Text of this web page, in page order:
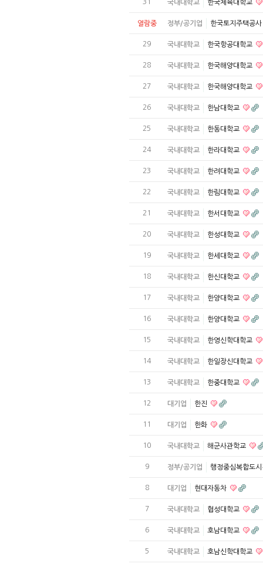
31 국내대학교 한국체육대학교
열람중 정부/공기업 한국토지주택공사
29 국내대학교 한국항공대학교
28 국내대학교 한국해양대학교
27 국내대학교 한국해양대학교
26 국내대학교 한남대학교
25 국내대학교 한동대학교
24 국내대학교 한라대학교
23 국내대학교 한려대학교
22 국내대학교 한림대학교
21 국내대학교 한서대학교
20 국내대학교 한성대학교
19 국내대학교 한세대학교
18 국내대학교 한신대학교
17 국내대학교 한양대학교
16 국내대학교 한양대학교
15 국내대학교 한영신학대학교
14 국내대학교 한일장신대학교
13 국내대학교 한중대학교
12 대기업 한진
11 대기업 한화
10 국내대학교 해군사관학교
9 정부/공기업 행정중심복합도
8 대기업 현대자동차
7 국내대학교 협성대학교
6 국내대학교 호남대학교
5 국내대학교 호남신학대학교